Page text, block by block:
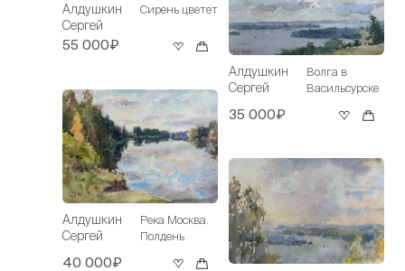
Алдушкин
Сергей
Сирень цветет
55 000₽
Алдушкин
Сергей
Река Москва.
Полдень
40 000₽
Алдушкин
Сергей
Волга в
Васильсурске
35 000₽